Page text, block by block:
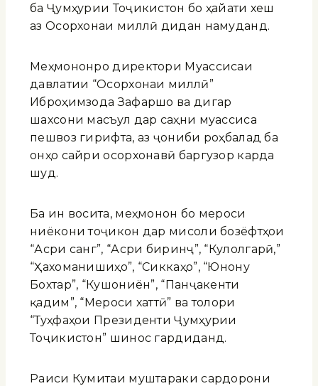
ба Ҷумҳурии Тоҷикистон бо ҳайати хеш
аз Осорхонаи миллӣ дидан намуданд.
Меҳмононро директори Муассисаи
давлатии “Осорхонаи миллӣ”
Иброҳимзода Зафаршо ва дигар
шахсони масъул дар саҳни муассиса
пешвоз гирифта, аз ҷониби роҳбалад ба
онҳо сайри осорхонавӣ баргузор карда
шуд.
Ба ин восита, меҳмонон бо мероси
ниёкони тоҷикон дар мисоли бозёфтҳои
“Асри санг”, “Асри биринҷ”, “Кулолгарӣ,”
“Ҳахоманишиҳо”, “Сиккаҳо”, “Юнону
Бохтар”, “Кушониён”, “Панҷакенти
қадим”, “Мероси хаттӣ” ва толори
“Туҳфаҳои Президенти Ҷумҳурии
Тоҷикистон” шинос гардиданд.
Раиси Кумитаи муштараки сардорони